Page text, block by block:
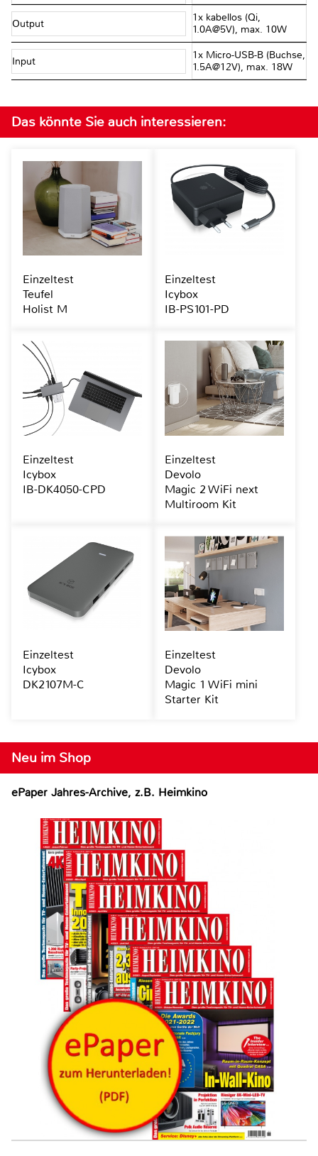
Output
1x kabellos (Qi,
1.0A@5V), max. 10W
Input
1x Micro-USB-B (Buchse,
1.5A@12V), max. 18W
Neu im Shop
ePaper Jahres-Archive, z.B. Heimkino
Das könnte Sie auch interessieren:
Einzeltest
Teufel
Holist M
Einzeltest
Icybox
IB-PS101-PD
Einzeltest
Icybox
IB-DK4050-CPD
Einzeltest
Devolo
Magic 2 WiFi next
Multiroom Kit
Einzeltest
Icybox
DK2107M-C
Einzeltest
Devolo
Magic 1 WiFi mini
Starter Kit